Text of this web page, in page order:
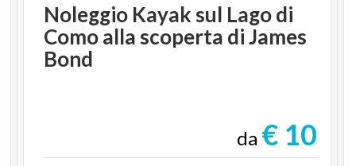
Noleggio Kayak sul Lago di
Como alla scoperta di James
Bond
da € 10